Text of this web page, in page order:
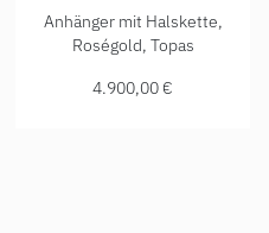
mit Anhänger, Ref:
Pomellato Nudo Classic
Anhänger mit Halskette,
Roségold, Topas
4.900,00 €